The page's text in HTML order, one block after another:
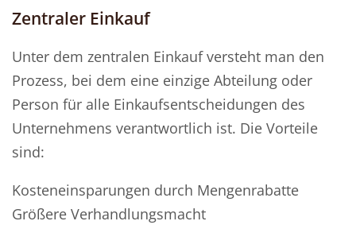
Zentraler Einkauf
Unter dem zentralen Einkauf versteht man den
Prozess, bei dem eine einzige Abteilung oder
Person für alle Einkaufsentscheidungen des
Unternehmens verantwortlich ist. Die Vorteile
sind:
Kosteneinsparungen durch Mengenrabatte
Größere Verhandlungsmacht